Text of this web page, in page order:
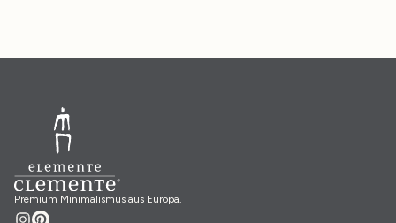
Premium Minimalismus aus Europa.